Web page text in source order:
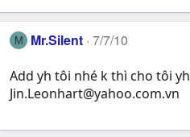
M Mr.Silent 7/7/10
Add yh tôi nhé k thì cho tôi yh
Jin.Leonhart@yahoo.com.vn